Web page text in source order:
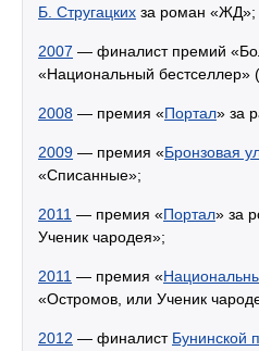
Б. Стругацких за роман «ЖД»;
2007 — финалист премий
«Национальный
2008 — премия «Портал» за
2009 — премия «Бронзовая
«Списанные»;
2011 — премия «Портал» за
Ученик чародея»;
2011 — премия «
«Остромов, или Ученик
2012 — финалист Бунинской